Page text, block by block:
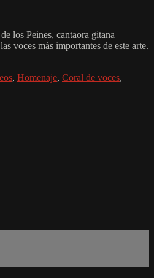
los Peines, cantaora gitana
voces más importantes de este arte.
, Homenaje, Coral de voces,